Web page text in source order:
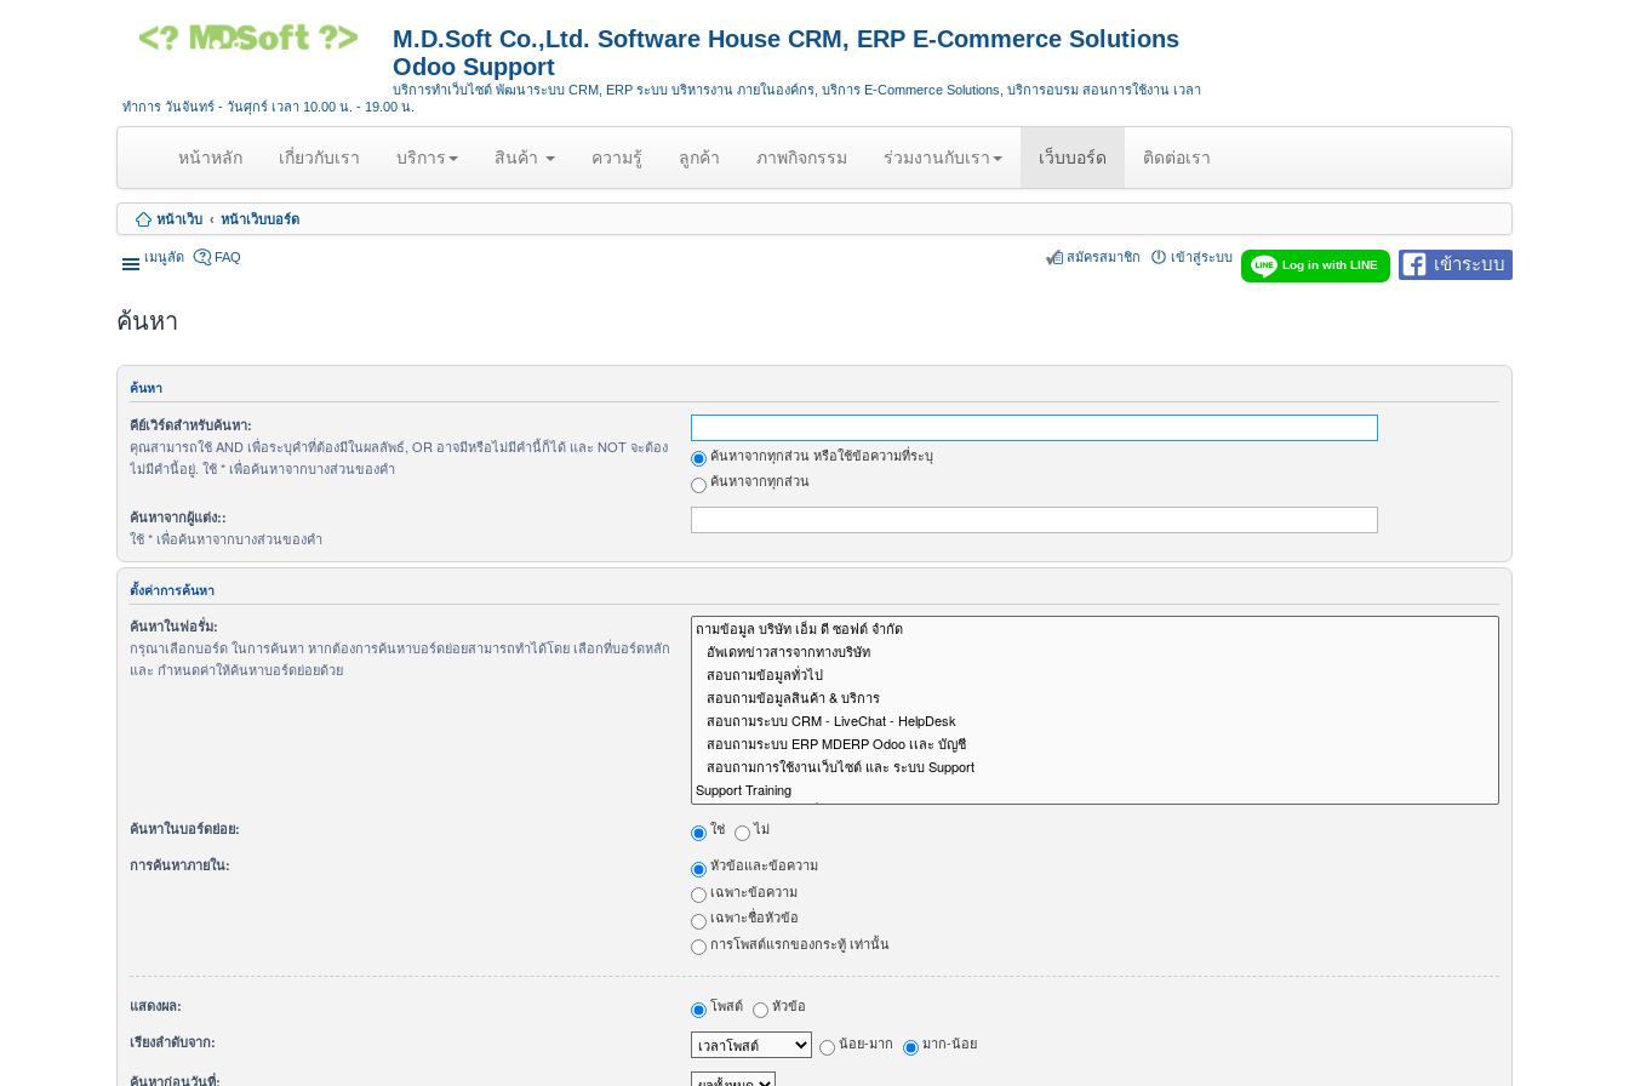
M.D.Soft Co.,Ltd. Software House CRM, ERP E-Commerce Solutions
Odoo Support
บริการทำเว็บไซต์ พัฒนาระบบ CRM, ERP ระบบ บริหารงาน ภายในองค์กร, บริการ E-Commerce Solutions, บริการอบรม สอนการใช้งาน เวลา
ทำการ วันจันทร์ - วันศุกร์ เวลา 10.00 น. - 19.00 น.
หน้าหลัก(
u
r
เกี่ยวกับเรา บริการ สินค้า ความรู้ ลูกค้า ภาพกิจกรรม ร่วมงานกับเรา เว็บบอร์ด ติดต่อเรา
หน้าเว็บ หน้าเว็บบอร์ด
เมนูลัด เข้าระบบ
Log in with LINE
FAQ เข้าสู่ระบบ
สมัครสมาชิก
ค้นหา
ค้นหา
คีย์เวิร์ดสำหรับค้นหา:
คุณสามารถใช้ AND เพื่อระบุคำที่ต้องมีในผลลัพธ์, OR อาจมีหรือไม่มีคำนี้ก็ได้ และ NOT จะต้อง
ไม่มีคำนี้อยู่. ใช้ * เพื่อค้นหาจากบางส่วนของคำ
ค้นหาจากทุกส่วน หรือใช้ข้อความที่ระบุ
ค้นหาจากทุกส่วน
ค้นหาจากผู้แต่ง::
ใช้ * เพื่อค้นหาจากบางส่วนของคำ
ตั้งค่าการค้นหา
ค้นหาในฟอรั่ม:
กรุณาเลือกบอร์ด ในการค้นหา หากต้องการค้นหาบอร์ดย่อยสามารถทำได้โดย เลือกที่บอร์ดหลัก
และ กำหนดค่าให้ค้นหาบอร์ดย่อยด้วย
ค้นหาในบอร์ดย่อย: ใช่ ไม่
การค้นหาภายใน:
หัวข้อและข้อความ
เฉพาะข้อความ
เฉพาะชื่อหัวข้อ
การโพสต์แรกของกระทู้ เท่านั้น
แสดงผล: โพสต์ หัวข้อ
เรียงลำดับจาก: น้อย-มาก มาก-น้อย
ค้นหาก่อนวันที่: